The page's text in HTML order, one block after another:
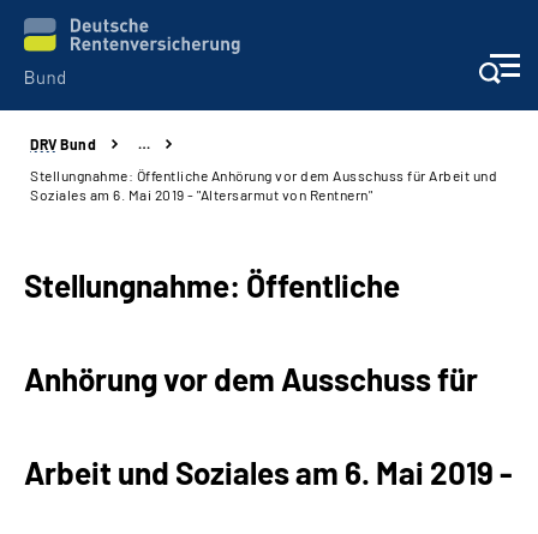
Beratung & Kontakt
Presse
Online-Services
DRV Bund
…
Stellungnahme: Öffentliche Anhörung vor dem Ausschuss für Arbeit und
Soziales am 6. Mai 2019 - "Altersarmut von Rentnern"
Stellungnahme: Öffentliche
Anhörung vor dem Ausschuss für
Arbeit und Soziales am 6. Mai 2019 -